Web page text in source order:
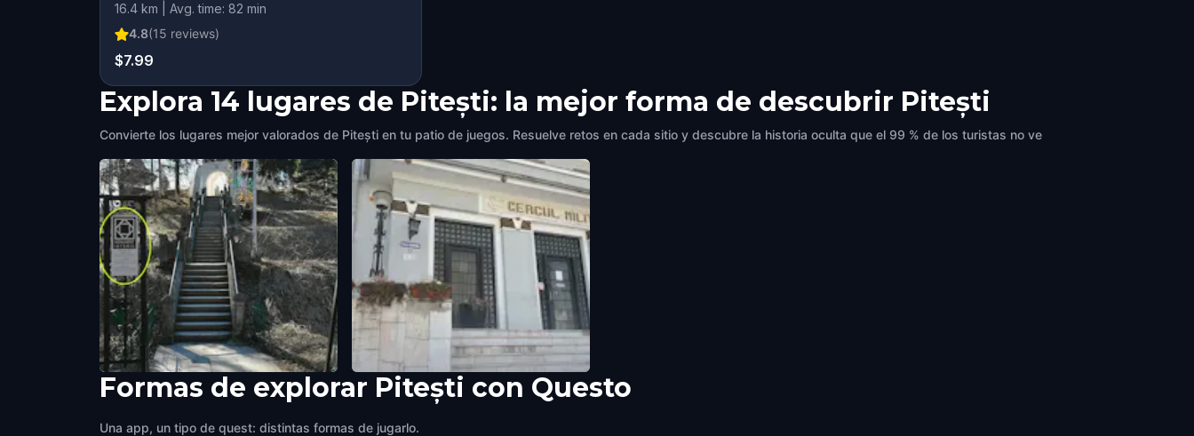
16.4 km | Avg. time: 82 min
4.8(15 reviews)
$7.99
Explora 14 lugares de Pitești: la mejor forma de descubrir Pitești
Convierte los lugares mejor valorados de Pitești en tu patio de juegos. Resuelve retos en cada sitio y descubre la historia oculta que el 99 % de los turistas no ve
Mânăstirea Trivale Cercul Militar Pitești
Formas de explorar Pitești con Questo
Una app, un tipo de quest: distintas formas de jugarlo.